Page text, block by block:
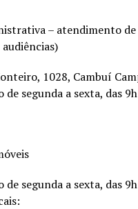
– atendimento
1028, Cambuí
segunda a sexta, das
segunda a sexta, das